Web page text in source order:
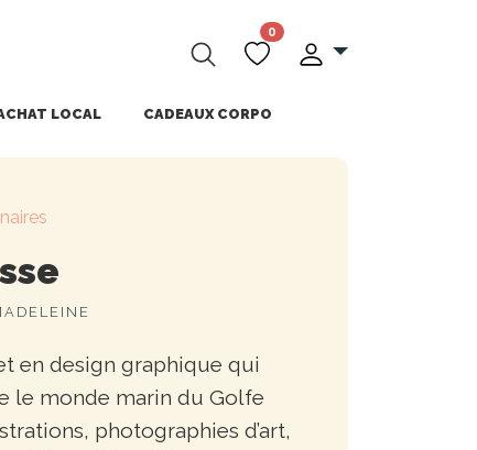
0
LOCAL CADEAUX CORPO
en design graphique qui
le monde marin du Golfe
photographies d’art,